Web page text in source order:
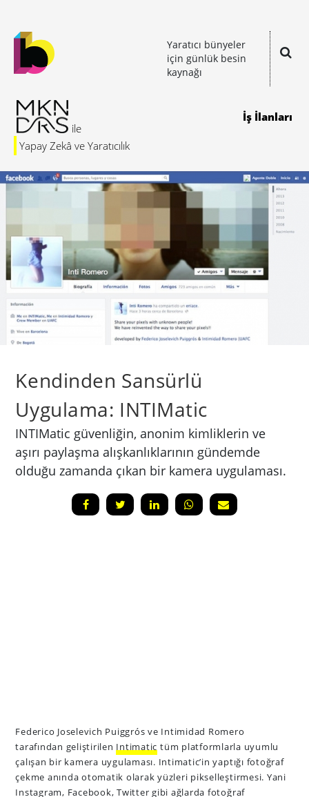
Yaratıcı bünyeler
için günlük besin
kaynağı
Yapay Zekâ ve Yaratıcılık
İş İlanları
Kendinden Sansürlü
Uygulama: INTIMatic
INTIMatic güvenliğin, anonim kimliklerin ve
aşırı paylaşma alışkanlıklarının gündemde
olduğu zamanda çıkan bir kamera uygulaması.
Federico Joselevich Puiggrós ve Intimidad Romero
tarafından geliştirilen Intimatic tüm platformlarla uyumlu
çalışan bir kamera uygulaması. Intimatic’in yaptığı fotoğraf
çekme anında otomatik olarak yüzleri pikselleştirmesi. Yani
Instagram, Facebook, Twitter gibi ağlarda fotoğraf